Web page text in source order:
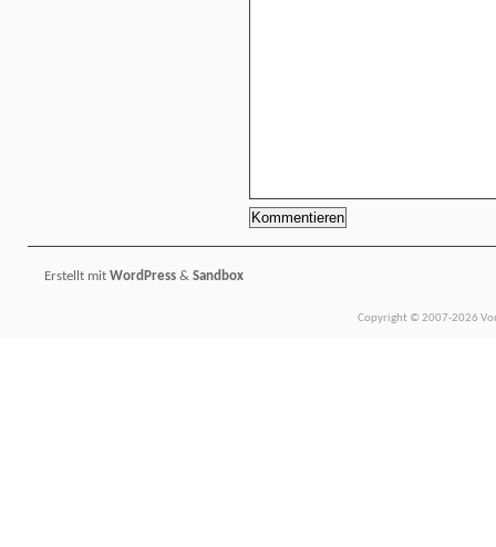
Erstellt mit WordPress & Sandbox
Copyright © 2007-2026